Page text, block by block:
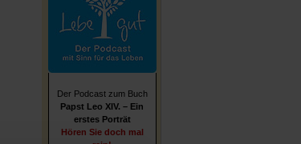
Der Podcast zum Buch
Papst Leo XIV. – Ein
erstes Porträt
Hören Sie doch mal